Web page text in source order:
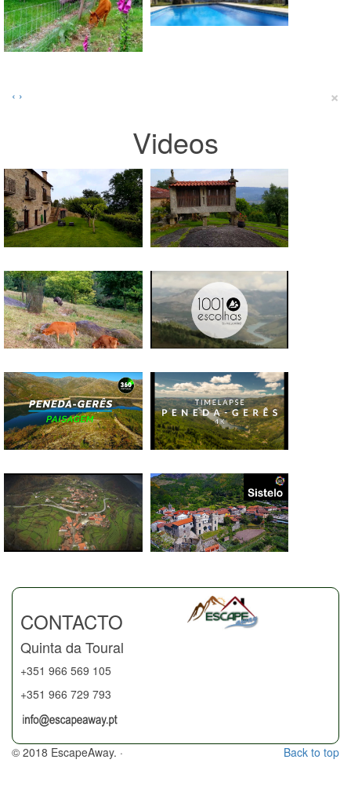
‹ › ×
Videos
CONTACTO
Quinta da Toural
+351 966 569 105
+351 966 729 793
Back to top
© 2018 EscapeAway. ·